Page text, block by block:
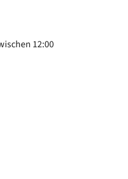
12:00